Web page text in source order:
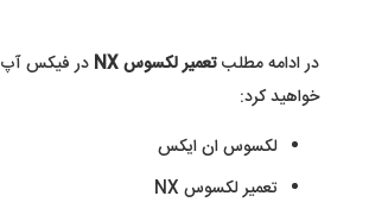
در ادامه مطلبتعمیر لکسوس NX
در فیکس آپ
خواهید کرد:
لکسوس ان ایکس
تعمیر لکسوس NX